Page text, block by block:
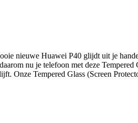
nieuwe Huawei P40 glijdt uit je
nu je telefoon met deze
Onze Tempered Glass (Screen